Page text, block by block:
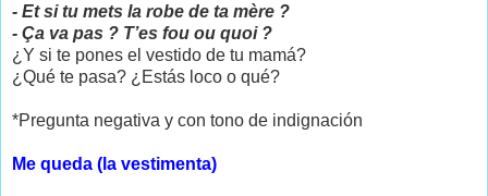
- Et si tu mets la robe de ta mère ?
- Ça va pas ? T’es fou ou quoi ?
¿Y si te pones el vestido de tu mamá?
¿Qué te pasa? ¿Estás loco o qué?
*Pregunta negativa y con tono de indignación
Me queda (la vestimenta)